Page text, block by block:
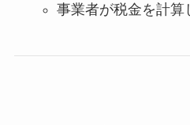
事業者が税金を計算